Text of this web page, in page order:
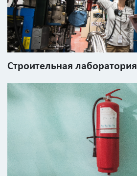
Строительная лаборатория